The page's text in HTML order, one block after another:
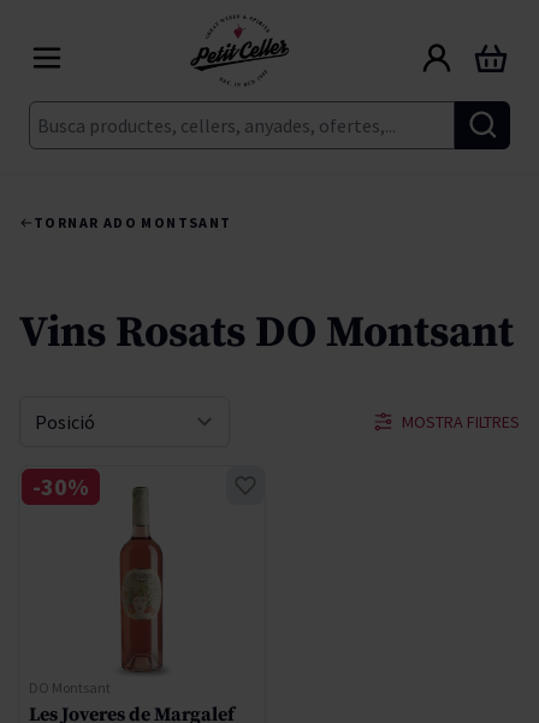
Cerca
Cart
TORNAR ADO MONTSANT
Vins Rosats DO Montsant
MOSTRA FILTRES
Sort By
DO Montsant
Les Joveres de Margalef
-30%